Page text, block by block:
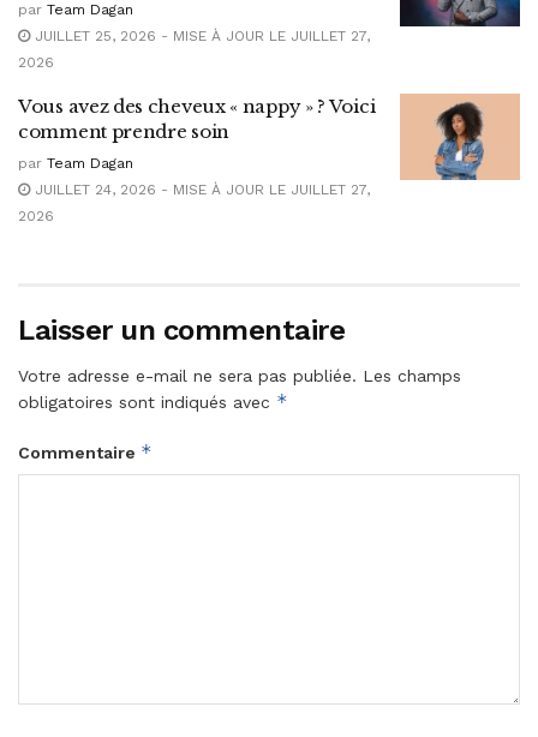
par Team Dagan
JUILLET 25, 2026 - MISE À JOUR LE JUILLET 27,
2026
Vous avez des cheveux « nappy » ? Voici
comment prendre soin
par Team Dagan
JUILLET 24, 2026 - MISE À JOUR LE JUILLET 27,
2026
Laisser un commentaire
Votre adresse e-mail ne sera pas publiée. Les champs
obligatoires sont indiqués avec *
Commentaire *